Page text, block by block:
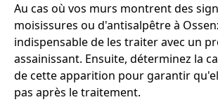
Au cas où vos murs montrent des
moisissures ou d'antisalpêtre à
indispensable de les traiter avec un
assainissant. Ensuite, déterminez la
de cette apparition pour garantir
pas après le traitement.